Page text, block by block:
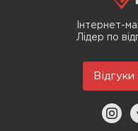
Інтернет-
Лідер по